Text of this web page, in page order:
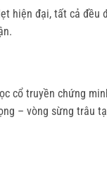
hiện đại, tất cả
cổ truyền chứng
– vòng sừng trâu